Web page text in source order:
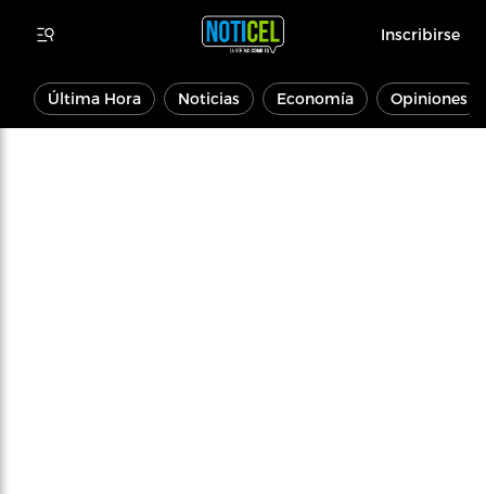
Inscribirse
Última Hora Noticias Economía Opiniones